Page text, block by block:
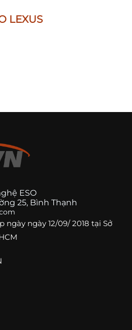
LEXUS
ESO
25, Bình Thạnh
ngày ngày 12/09/ 2018 tại Sở